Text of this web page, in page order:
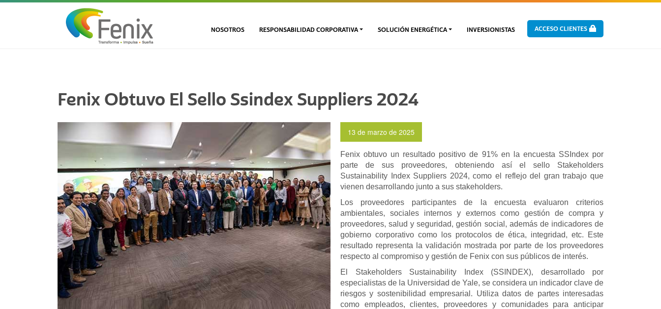
NOSOTROS RESPONSABILIDAD CORPORATIVA SOLUCIÓN ENERGÉTICA INVERSIONISTAS ACCESO CLIENTES
Fenix Obtuvo El Sello Ssindex Suppliers 2024
13 de marzo de 2025
Fenix obtuvo un resultado positivo de 91% en la encuesta SSIndex por
parte de sus proveedores, obteniendo así el sello Stakeholders
Sustainability Index Suppliers 2024, como el reflejo del gran trabajo que
vienen desarrollando junto a sus stakeholders.
Los proveedores participantes de la encuesta evaluaron criterios
ambientales, sociales internos y externos como gestión de compra y
proveedores, salud y seguridad, gestión social, además de indicadores de
gobierno corporativo como los protocolos de ética, integridad, etc. Este
resultado representa la validación mostrada por parte de los proveedores
respecto al compromiso y gestión de Fenix con sus públicos de interés.
El Stakeholders Sustainability Index (SSINDEX), desarrollado por
especialistas de la Universidad de Yale, se considera un indicador clave de
riesgos y sostenibilidad empresarial. Utiliza datos de partes interesadas
como empleados, clientes, proveedores y comunidades para anticipar